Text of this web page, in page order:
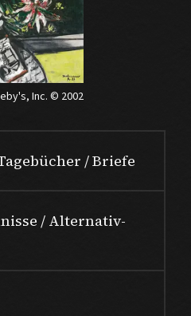
Inc. © 2002
/ Briefe
/ Alternativ-